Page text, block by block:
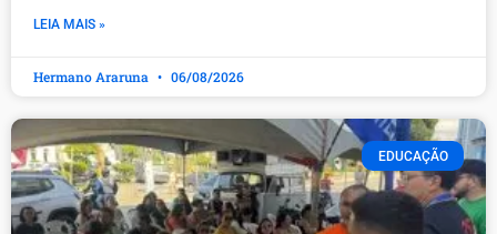
LEIA MAIS »
Hermano Araruna 06/08/2026
EDUCAÇÃO